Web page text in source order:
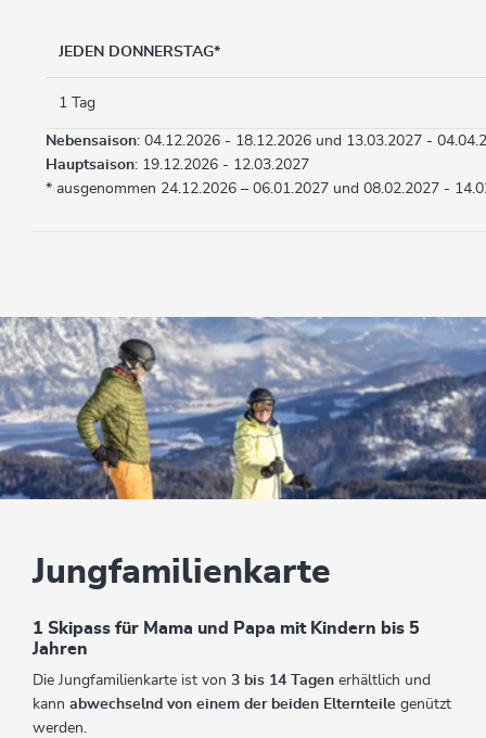
JEDEN DONNERSTAG*
1 Tag
Nebensaison: 04.12.2026 - 18.12.2026 und 13.03.2027 -
Hauptsaison: 19.12.2026 - 12.03.2027
* ausgenommen 24.12.2026 – 06.01.2027 und 08.02.2027 -
Jungfamilienkarte
1 Skipass für Mama und Papa mit Kindern bis 5
Jahren
Die Jungfamilienkarte ist von 3 bis 14 Tagen erhältlich und
kann abwechselnd von einem der beiden Elternteile genützt
werden.